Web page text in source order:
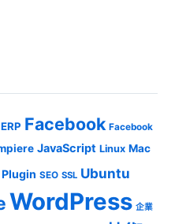
ERP Facebook Facebook
JavaScript Linux Mac
Plugin SEO SSL Ubuntu
WordPress 企業